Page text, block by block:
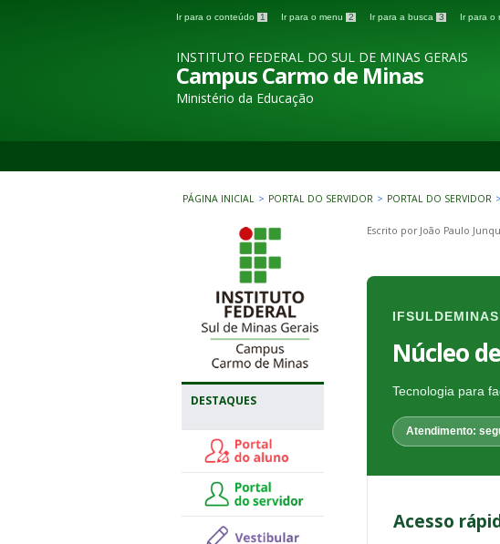
Ir para o conteúdo 1 Ir para o menu 2 Ir para a busca 3 Ir para o
INSTITUTO FEDERAL DO SUL DE MINAS GERAIS
Campus Carmo de Minas
Ministério da Educação
PÁGINA INICIAL > PORTAL DO SERVIDOR > PORTAL DO SERVIDOR >
DESTAQUES
Escrito por João Paulo
Núcleo
Tecnologia para
Atendimento:
Acesso